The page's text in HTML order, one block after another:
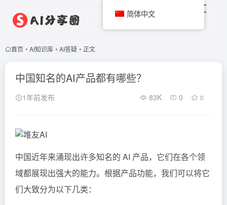
首页 • AI知识库 • AI答疑 • 正文
中国知名的AI产品都有哪些？
1年前发布 83K 0 0
中国近年来涌现出许多知名的 AI 产品，它们在各个领
域都展现出强大的能力。根据产品功能，我们可以将它
们大致分为以下几类：
简体中文